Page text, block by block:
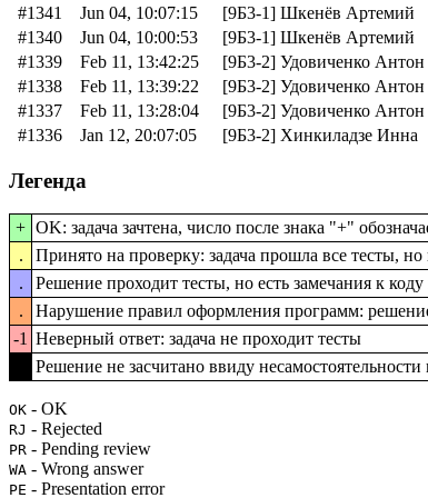
#1341
Jun 04, 10:07:15 [9Б3-1] Шкенёв Артемий
#1340
Jun 04, 10:00:53 [9Б3-1] Шкенёв Артемий
#1339
Feb 11, 13:42:25 [9Б3-2] Удовиченко Антон
#1338
Feb 11, 13:39:22 [9Б3-2] Удовиченко Антон
#1337
Feb 11, 13:28:04 [9Б3-2] Удовиченко Антон
#1336
Jan 12, 20:07:05 [9Б3-2] Хинкиладзе Инна
Легенда
+ OK: задача зачтена, число после знака "+"
.
Принято на проверку: задача прошла все тесты,
.
Решение проходит тесты, но есть замечания к
.
Нарушение правил оформления программ:
-1 Неверный ответ: задача не проходит тесты
Решение не засчитано ввиду
OK - OK
RJ - Rejected
PR - Pending review
WA - Wrong answer
PE - Presentation error